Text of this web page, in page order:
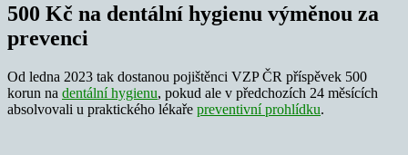
500 Kč na dentální hygienu výměnou za
prevenci
Od ledna 2023 tak dostanou pojištěnci VZP ČR příspěvek 500
korun na dentální hygienu, pokud ale v předchozích 24 měsících
absolvovali u praktického lékaře preventivní prohlídku.